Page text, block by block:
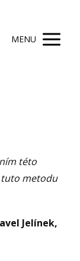
MENU
této
metodu
Jelínek,